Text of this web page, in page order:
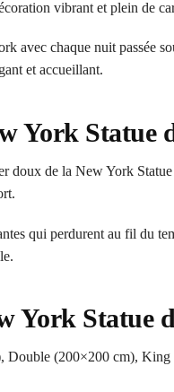
vibrant et plein de
avec chaque nuit passée
et accueillant.
York Statue
doux de la New York
qui perdurent au fil du
York Statue
(200×200 cm),